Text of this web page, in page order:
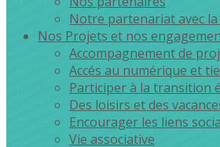
Notre partenariat avec la
Nos Projets et nos
Accompagnement de
Accés au numérique et
Participer à la transition
Des loisirs et des
Encourager les liens
Vie associative